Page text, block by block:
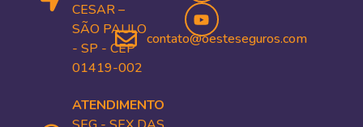
CESAR –
SÃO PAULO
- SP - CEP
01419-002
ATENDIMENTO
contato@oesteseguros.com